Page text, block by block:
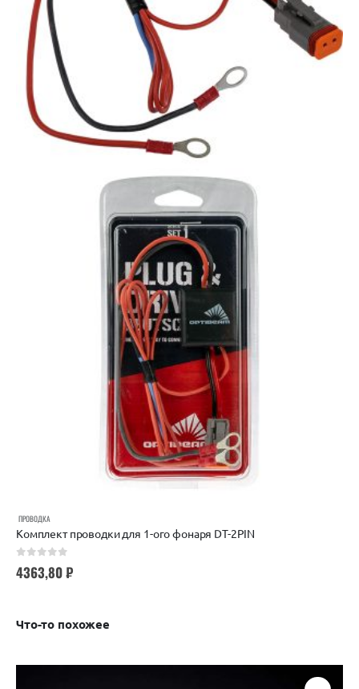
ПРОВОДКА
Комплект проводки для 1-ого фонаря DT-2PIN
4363,80₽
Что-то похожее